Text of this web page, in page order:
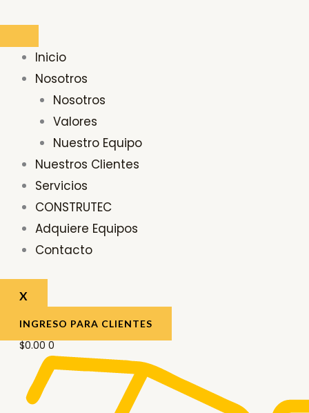
contenido
Inicio
Nosotros
Nosotros
Valores
Nuestro Equipo
Nuestros Clientes
Servicios
CONSTRUTEC
Adquiere Equipos
Contacto
X
INGRESO PARA CLIENTES
$0.00 0